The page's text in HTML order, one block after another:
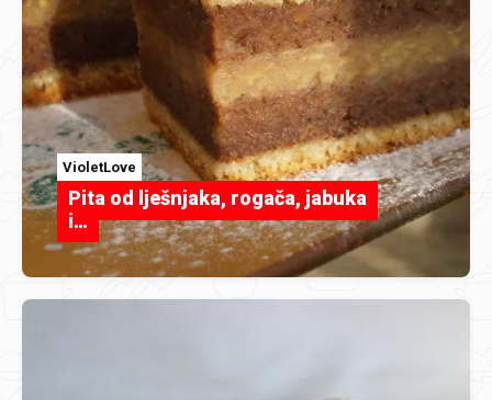
VioletLove
Pita od lješnjaka, rogača, jabuka
i…